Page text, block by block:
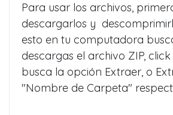
Para usar los archivos,
descargarlos y
esto en tu computadora
descargas el archivo ZIP,
busca la opción Extraer, o
"Nombre de Carpeta"